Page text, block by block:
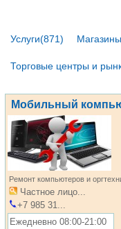
Услуги(871)
Торговые центры и
Мобильный
Ремонт компьютеров и
Частное лицо...
+7 985 31...
Ежедневно 08:00-21:00